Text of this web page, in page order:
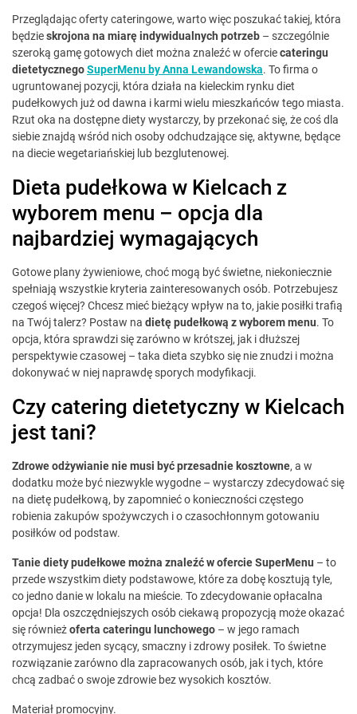
Przeglądając oferty cateringowe, warto więc poszukać takiej, która
będzieskrojona na miarę indywidualnych potrzeb – szczególnie
szeroką gamę gotowych diet można znaleźć w oferciecateringu
dietetycznegoSuperMenu by Anna Lewandowska. To firma o
ugruntowanej pozycji, która działa na kieleckim rynku diet
pudełkowych już od dawna i karmi wielu mieszkańców tego miasta.
Rzut oka na dostępne diety wystarczy, by przekonać się, że coś dla
siebie znajdą wśród nich osoby odchudzające się, aktywne, będące
na diecie wegetariańskiej lub bezglutenowej.
Dieta pudełkowa w Kielcach z
wyborem menu – opcja dla
najbardziej wymagających
Gotowe plany żywieniowe, choć mogą być świetne, niekoniecznie
spełniają wszystkie kryteria zainteresowanych osób. Potrzebujesz
czegoś więcej? Chcesz mieć bieżący wpływ na to, jakie posiłki trafią
na Twój talerz? Postaw na dietę pudełkową z wyborem menu. To
opcja, która sprawdzi się zarówno w krótszej, jak i dłuższej
perspektywie czasowej – taka dieta szybko się nie znudzi i można
dokonywać w niej naprawdę sporych modyfikacji.
Czy catering dietetyczny w Kielcach
jest tani?
Zdrowe odżywianie nie musi być przesadnie kosztowne, a w
dodatku może być niezwykle wygodne – wystarczy zdecydować się
na dietę pudełkową, by zapomnieć o konieczności częstego
robienia zakupów spożywczych i o czasochłonnym gotowaniu
posiłków od podstaw.
Tanie diety pudełkowe można znaleźć w ofercie SuperMenu – to
przede wszystkim diety podstawowe, które za dobę kosztują tyle,
co jedno danie w lokalu na mieście. To zdecydowanie opłacalna
opcja! Dla oszczędniejszych osób ciekawą propozycją może okazać
się równieżoferta cateringu lunchowego – w jego ramach
otrzymujesz jeden sycący, smaczny i zdrowy posiłek. To świetne
rozwiązanie zarówno dla zapracowanych osób, jak i tych, które
chcą zadbać o swoje zdrowie bez wysokich kosztów.
Materiał promocyjny.